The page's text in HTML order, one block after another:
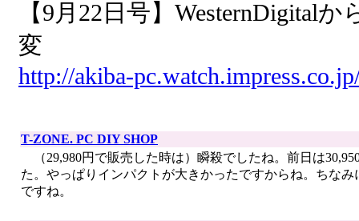
【9月22日号】WesternDigital
変
http://akiba-
T-ZONE. PC DIY SHOP
（29,980円で販売した時は）瞬殺でしたね。前日は
た。やっぱりインパクトが大きかったですからね。ちな
ですね。